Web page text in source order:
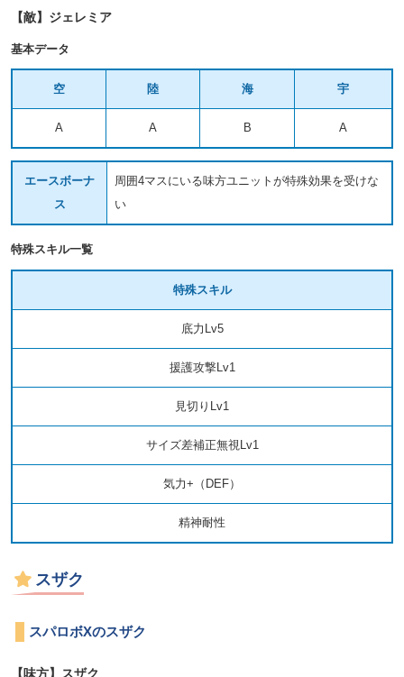
【敵】ジェレミア
基本データ
空 陸 海 宇
A A B A
エースボーナ
ス
周囲4マスにいる味方ユニットが特殊効果を受けな
い
特殊スキル一覧
特殊スキル
底力Lv5
援護攻撃Lv1
見切りLv1
サイズ差補正無視Lv1
気力+（DEF）
精神耐性
スザク
スパロボXのスザク
【味方】スザク